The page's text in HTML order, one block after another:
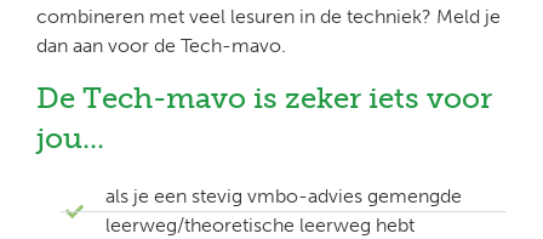
combineren met veel lesuren in de techniek? Meld je
dan aan voor de Tech-mavo.
De Tech-mavo is zeker iets voor
jou...
als je een stevig vmbo-advies gemengde
leerweg/theoretische leerweg hebt